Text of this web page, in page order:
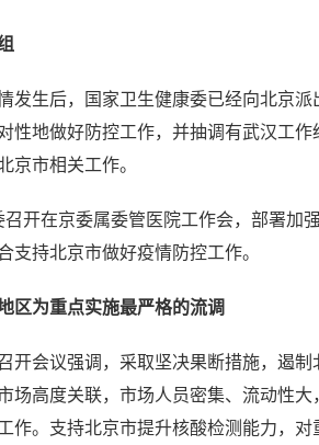
生后，国家卫生健康委已经向北京派
性地做好防控工作，并抽调有武汉工
京市相关工作。
在京委属委管医院工作会，部署加
支持北京市做好疫情防控工作。
为重点实施最严格的流调
会议强调，采取坚决果断措施，遏制
场高度关联，市场人员密集、流动性
作。支持北京市提升核酸检测能力，